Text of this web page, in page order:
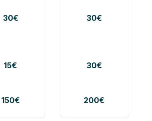
30€ 30€
15€ 30€
150€ 200€